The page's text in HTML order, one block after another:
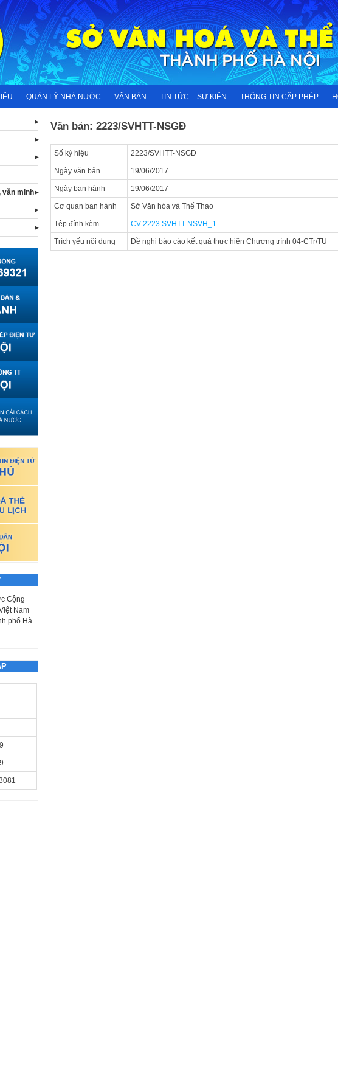
QUẢN LÝ NHÀ NƯỚC VĂN BẢN TIN TỨC – SỰ KIỆN THÔNG TIN CẤP PHÉP
Văn bản: 2223/SVHTT-NSGĐ
Số ký hiệu 2223/SVHTT-NSGĐ
Ngày văn bản 19/06/2017
Ngày ban hành 19/06/2017
Cơ quan ban hành Sở Văn hóa và Thể Thao
Tệp đính kèm CV 2223 SVHTT-NSVH_1
Trích yếu nội dung Đề nghị báo cáo kết quả thực hiện Chương trình 04-CTr/TU
văn minh
Cộng
Nam
phố Hà